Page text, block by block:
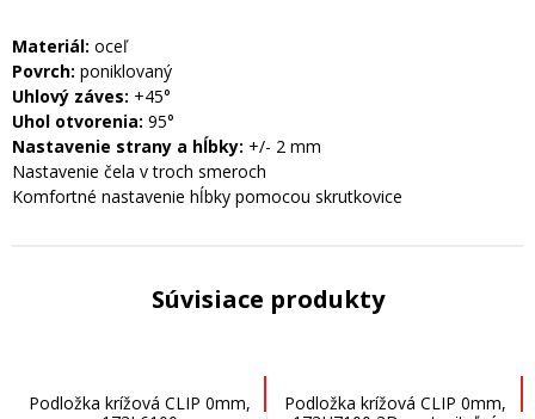
Materiál: oceľ
Povrch: poniklovaný
Uhlový záves: +45°
Uhol otvorenia: 95°
Nastavenie strany a hĺbky: +/- 2 mm
Nastavenie čela v troch smeroch
Komfortné nastavenie hĺbky pomocou skrutkovice
Súvisiace produkty
Podložka krížová CLIP 0mm,
Podložka krížová CLIP 0mm,